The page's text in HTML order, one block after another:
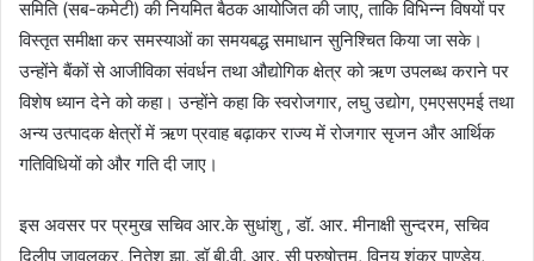
समिति (सब-कमेटी) की नियमित बैठक आयोजित की जाए, ताकि विभिन्न विषयों पर
विस्तृत समीक्षा कर समस्याओं का समयबद्ध समाधान सुनिश्चित किया जा सके।
उन्होंने बैंकों से आजीविका संवर्धन तथा औद्योगिक क्षेत्र को ऋण उपलब्ध कराने पर
विशेष ध्यान देने को कहा। उन्होंने कहा कि स्वरोजगार, लघु उद्योग, एमएसएमई तथा
अन्य उत्पादक क्षेत्रों में ऋण प्रवाह बढ़ाकर राज्य में रोजगार सृजन और आर्थिक
गतिविधियों को और गति दी जाए।
इस अवसर पर प्रमुख सचिव आर.के सुधांशु , डॉ. आर. मीनाक्षी सुन्दरम, सचिव
दिलीप जावलकर, नितेश झा, डॉ बी.वी. आर. सी पुरुषोत्तम, विनय शंकर पाण्डेय,